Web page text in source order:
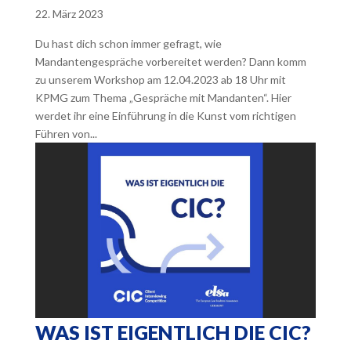
22. März 2023
Du hast dich schon immer gefragt, wie
Mandantengespräche vorbereitet werden? Dann komm
zu unserem Workshop am 12.04.2023 ab 18 Uhr mit
KPMG zum Thema „Gespräche mit Mandanten“. Hier
werdet ihr eine Einführung in die Kunst vom richtigen
Führen von...
WAS IST EIGENTLICH DIE CIC?